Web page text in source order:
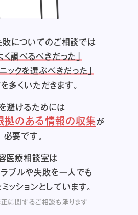
についてのご相談では
く調べるべきだった」
ックを選ぶべきだった」
多くいただきます。
避けるためには
拠のある情報の収集が
必要です。
医療相談室は
ラブルや失敗を一人でも
ッションとしています。
に関するご相談も承ります